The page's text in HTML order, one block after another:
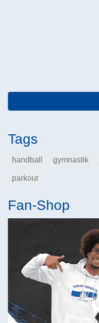
Tags
handball gymnastik
parkour
Fan-Shop